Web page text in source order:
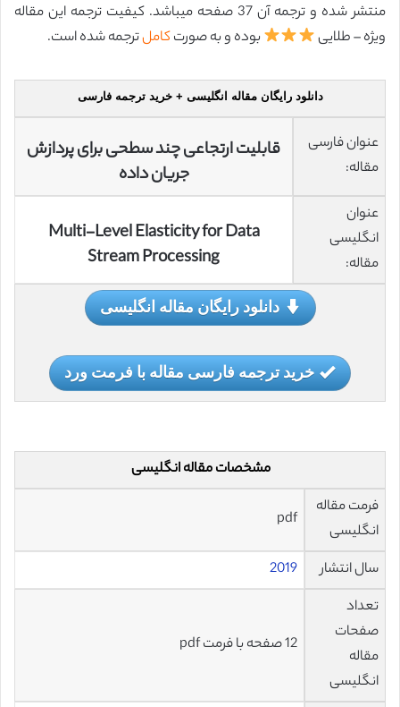
منتشر شده و ترجمه آن 37 صفحه میباشد. کیفیت ترجمه این مقاله
ویژه – طلایی
بوده و به صورتکاملترجمه شده است.
دانلود رایگان مقاله انگلیسی + خرید ترجمه فارسی
عنوان فارسی
مقاله:
قابلیت ارتجاعی چند سطحی برای پردازش
جریان داده
عنوان
انگلیسی
مقاله:
Multi-Level Elasticity for Data
Stream Processing
دانلود رایگان مقاله انگلیسی
خرید ترجمه فارسی مقاله با فرمت ورد
مشخصات مقاله انگلیسی
فرمت مقاله
انگلیسی
pdf
سال انتشار
2019
تعداد
صفحات
مقاله
انگلیسی
12 صفحه با فرمت pdf